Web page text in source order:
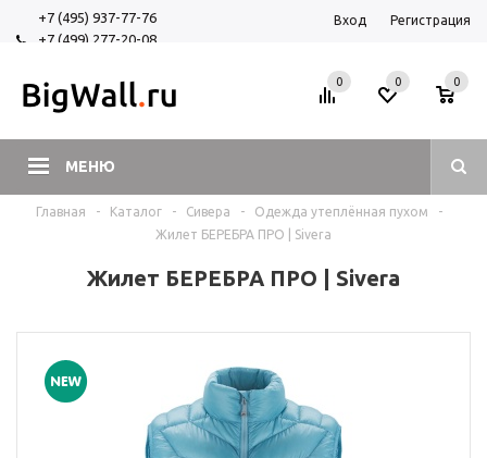
+7 (495) 937-77-76
+7 (499) 277-20-08
Вход Регистрация
МЕНЮ
0 0
0
Главная - Каталог - Сивера - Одежда утеплённая пухом
-
Жилет БЕРЕБРА ПРО | Sivera
Жилет БЕРЕБРА ПРО | Sivera